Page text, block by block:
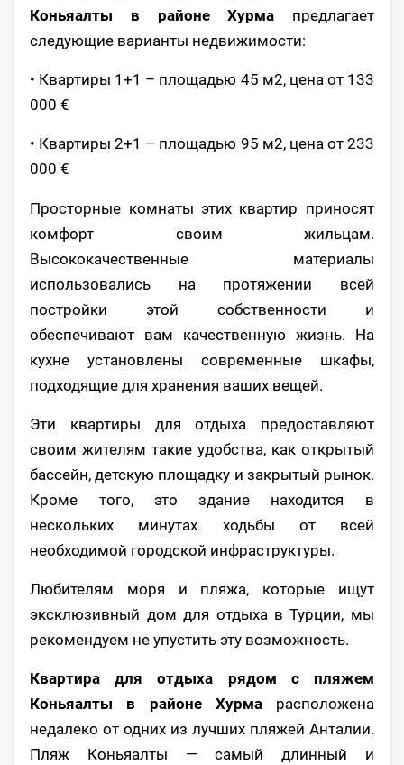
Коньяалты в районе Хурма предлагает
следующие варианты недвижимости:
• Квартиры 1+1 – площадью 45 м2, цена от 133
000 €
• Квартиры 2+1 – площадью 95 м2, цена от 233
000 €
Просторные комнаты этих квартир приносят
комфорт своим жильцам.
Высококачественные материалы
использовались на протяжении всей
постройки этой собственности и
обеспечивают вам качественную жизнь. На
кухне установлены современные шкафы,
подходящие для хранения ваших вещей.
Эти квартиры для отдыха предоставляют
своим жителям такие удобства, как открытый
бассейн, детскую площадку и закрытый рынок.
Кроме того, это здание находится в
нескольких минутах ходьбы от всей
необходимой городской инфраструктуры.
Любителям моря и пляжа, которые ищут
эксклюзивный дом для отдыха в Турции, мы
рекомендуем не упустить эту возможность.
Квартира для отдыха рядом с пляжем
Коньяалты в районе Хурма расположена
недалеко от одних из лучших пляжей Анталии.
Пляж Коньяалты — самый длинный и